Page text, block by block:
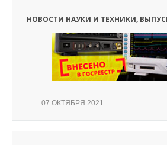
НОВОСТИ НАУКИ И ТЕХНИКИ,
07 ОКТЯБРЯ 2021